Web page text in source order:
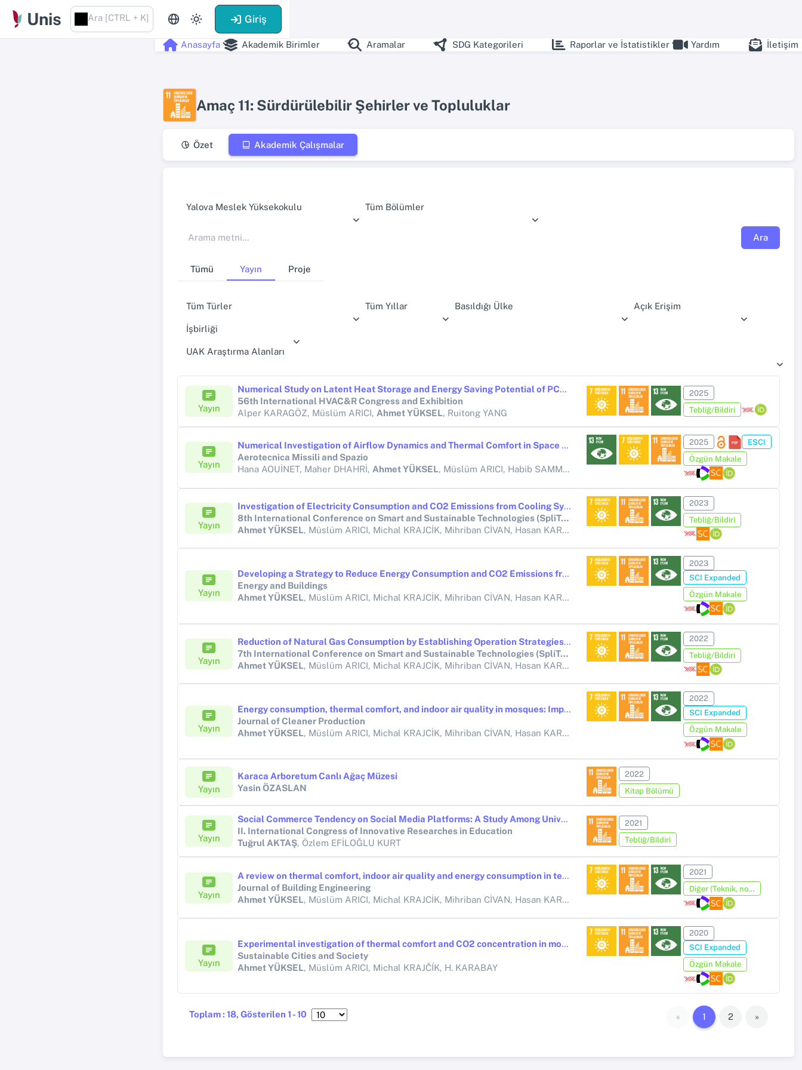
Unis Ara [CTRL + K] Giriş
Anasayfa Akademik Birimler Aramalar SDG Kategorileri Raporlar ve İstatistikler Yardım İletişim
Amaç 11: Sürdürülebilir Şehirler ve Topluluklar
Özet Akademik Çalışmalar
Yalova Meslek Yüksekokulu Tüm Bölümler
Ara
Tümü Yayın Proje
Tüm Türler Tüm Yıllar Basıldığı Ülke Açık Erişim
İşbirliği
UAK Araştırma Alanları
Yayın
Numerical Study on Latent Heat Storage and Energy Saving Potential of PCM Walls
56th International HVAC&R Congress and Exhibition
Alper KARAGÖZ, Müslüm ARICI, Ahmet YÜKSEL, Ruitong YANG
2025
Tebliğ/Bildiri
Yayın
Numerical Investigation of Airflow Dynamics and Thermal Comfort in Space Station Habitats Under Microgravity Conditions
Aerotecnica Missili and Spazio
Hana AOUİNET, Maher DHAHRİ, Ahmet YÜKSEL, Müslüm ARICI, Habib SAMMOUDA
2025
ESCI
Özgün Makale
Yayın
Investigation of Electricity Consumption and CO2 Emissions from Cooling System Operation Strategies in Mosques
8th International Conference on Smart and Sustainable Technologies (SpliTech)
Ahmet YÜKSEL, Müslüm ARICI, Michal KRAJCİK, Mihriban CİVAN, Hasan KARABAY
2023
Tebliğ/Bildiri
Yayın
Developing a Strategy to Reduce Energy Consumption and CO2 Emissions from Underfloor Heating Systems in Mosques: A Case Study of a Typical Neighbourhood Mosque
Energy and Buildings
Ahmet YÜKSEL, Müslüm ARICI, Michal KRAJCİK, Mihriban CİVAN, Hasan KARABAY
2023
SCI Expanded
Özgün Makale
Yayın
Reduction of Natural Gas Consumption by Establishing Operation Strategies of Heating Systems in Mosques
7th International Conference on Smart and Sustainable Technologies (SpliTech)
Ahmet YÜKSEL, Müslüm ARICI, Michal KRAJCİK, Mihriban CİVAN, Hasan KARABAY
2022
Tebliğ/Bildiri
Yayın
Energy consumption, thermal comfort, and indoor air quality in mosques: Impact of Covid-19 measures
Journal of Cleaner Production
Ahmet YÜKSEL, Müslüm ARICI, Michal KRAJCİK, Mihriban CİVAN, Hasan KARABAY
2022
SCI Expanded
Özgün Makale
Yayın
Karaca Arboretum Canlı Ağaç Müzesi
Yasin ÖZASLAN
2022
Kitap Bölümü
Yayın
Social Commerce Tendency on Social Media Platforms: A Study Among University Students
II. International Congress of Innovative Researches in Education
Tuğrul AKTAŞ, Özlem EFİLOĞLU KURT
2021
Tebliğ/Bildiri
Yayın
A review on thermal comfort, indoor air quality and energy consumption in temples
Journal of Building Engineering
Ahmet YÜKSEL, Müslüm ARICI, Michal KRAJCİK, Mihriban CİVAN, Hasan KARABAY
2021
Diğer (Teknik, not, yorum, vaka takdimi, editöre mektup, özet, kitap krıtiği, araştırma notu, bilirkişi raporu ve benzeri)
Yayın
Experimental investigation of thermal comfort and CO2 concentration in mosques: A case study in warm temperate climate of Yalova, Turkey
Sustainable Cities and Society
Ahmet YÜKSEL, Müslüm ARICI, Michal KRAJČÍK, H. KARABAY
2020
SCI Expanded
Özgün Makale
Toplam : 18, Gösterilen 1 - 10 « 1 2 »